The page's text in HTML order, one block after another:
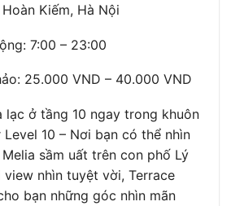
Kiếm, Hà Nội
7:00 – 23:00
25.000 VND – 40.000 VND
lạc ở tầng 10 ngay trong khuôn
10 – Nơi bạn có thể nhìn
sầm uất trên con phố Lý
view nhìn tuyệt vời, Terrace
bạn những góc nhìn mãn